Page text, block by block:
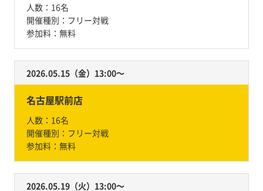
人数： 16名
開催種別： フリー対戦
参加料： 無料
2026.05.15（金）13:00〜
名古屋駅前店
人数： 16名
開催種別： フリー対戦
参加料： 無料
2026.05.19（火）13:00〜